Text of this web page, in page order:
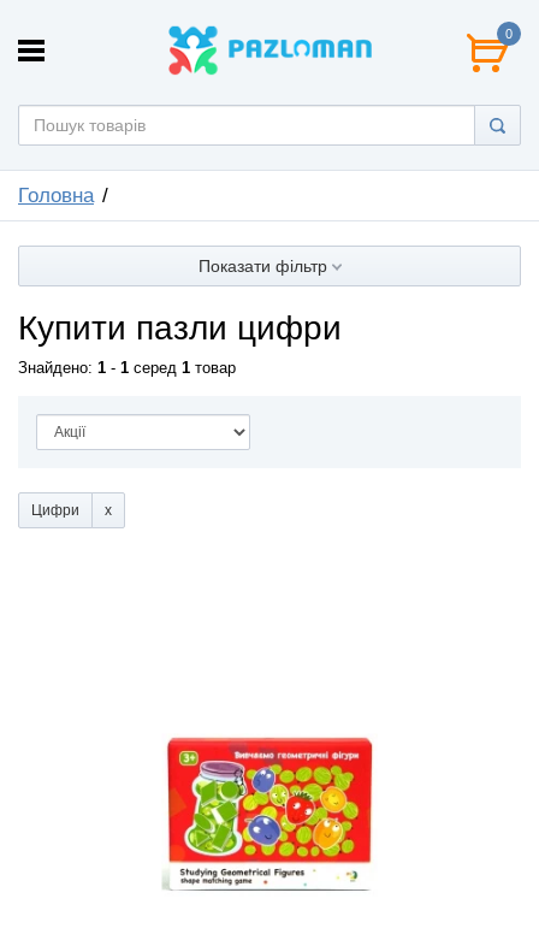
0
Головна
Показати фільтр
Купити пазли цифри
Знайдено: 1 - 1 серед 1 товар
Цифри